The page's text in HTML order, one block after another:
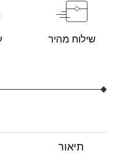
שילוח מהיר
תיאור